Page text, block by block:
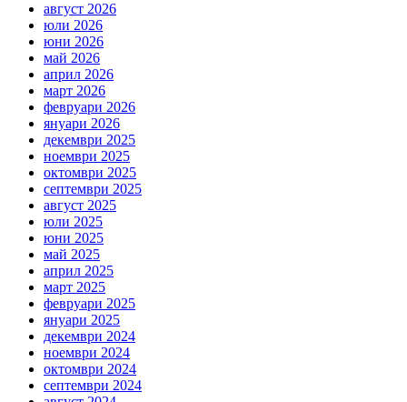
август 2026
юли 2026
юни 2026
май 2026
април 2026
март 2026
февруари 2026
януари 2026
декември 2025
ноември 2025
октомври 2025
септември 2025
август 2025
юли 2025
юни 2025
май 2025
април 2025
март 2025
февруари 2025
януари 2025
декември 2024
ноември 2024
октомври 2024
септември 2024